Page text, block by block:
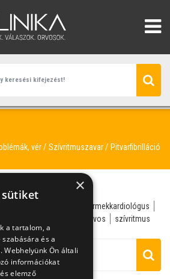
vér Szívritmuszavar Pitvarfibrilláció
Krisztina
gyermekkardiológus
gyermekorvos szívritmus
×
sütiket
a tartalom, a
és a
Ön általi
információkat
elemző